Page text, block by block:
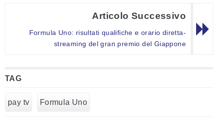
Articolo Successivo
Formula Uno: risultati qualifiche e orario diretta-
streaming del gran premio del Giappone
TAG
pay tv Formula Uno